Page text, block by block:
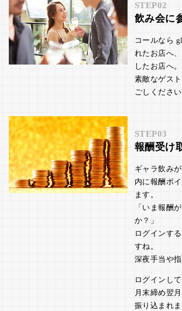
STEP02
飲み会に
コールなら
れたお店へ
したお店へ。
素敵なゲス
ごしください
STEP03
報酬受け
ギャラ飲み
内に報酬ポ
ます。
「いま報酬
か？」
ログインす
すね。
深夜手当や
ログインし
月末締め翌
振り込まれま